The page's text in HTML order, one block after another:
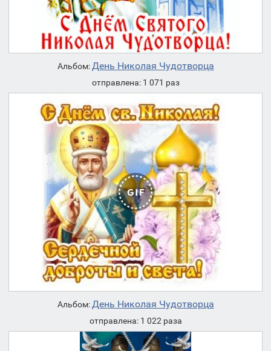
Альбом:День Николая Чудотворца
отправлена: 1 071 раз
Альбом:День Николая Чудотворца
отправлена: 1 022 раза